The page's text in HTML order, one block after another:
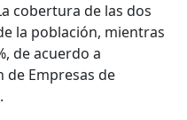
cobertura de las dos
la población, mientras
de acuerdo a
de Empresas de